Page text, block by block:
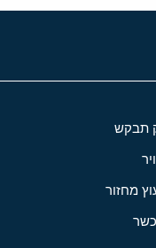
תבקש
מחזור